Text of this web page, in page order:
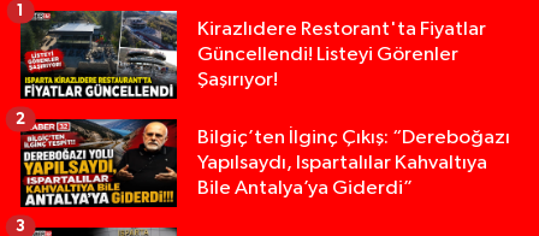
Kirazlıdere Restorant'ta Fiyatlar
Güncellendi! Listeyi Görenler
Şaşırıyor!
1
Bilgiç’ten İlginç Çıkış: “Dereboğazı
Yapılsaydı, Ispartalılar Kahvaltıya
Bile Antalya’ya Giderdi”
2
3